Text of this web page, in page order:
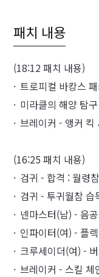
패치 내용
(18:12 패치 내용)
트로피컬 바캉스
미라클의 해양 탐
브레이커 - 앵커 킥
(16:25 패치 내용)
검귀 - 합격 : 월령
검귀 - 투귀월참 습
넨마스터(남) - 음
인파이터(여) - 플
크루세이더(여) -
브레이커 - 스킬 체